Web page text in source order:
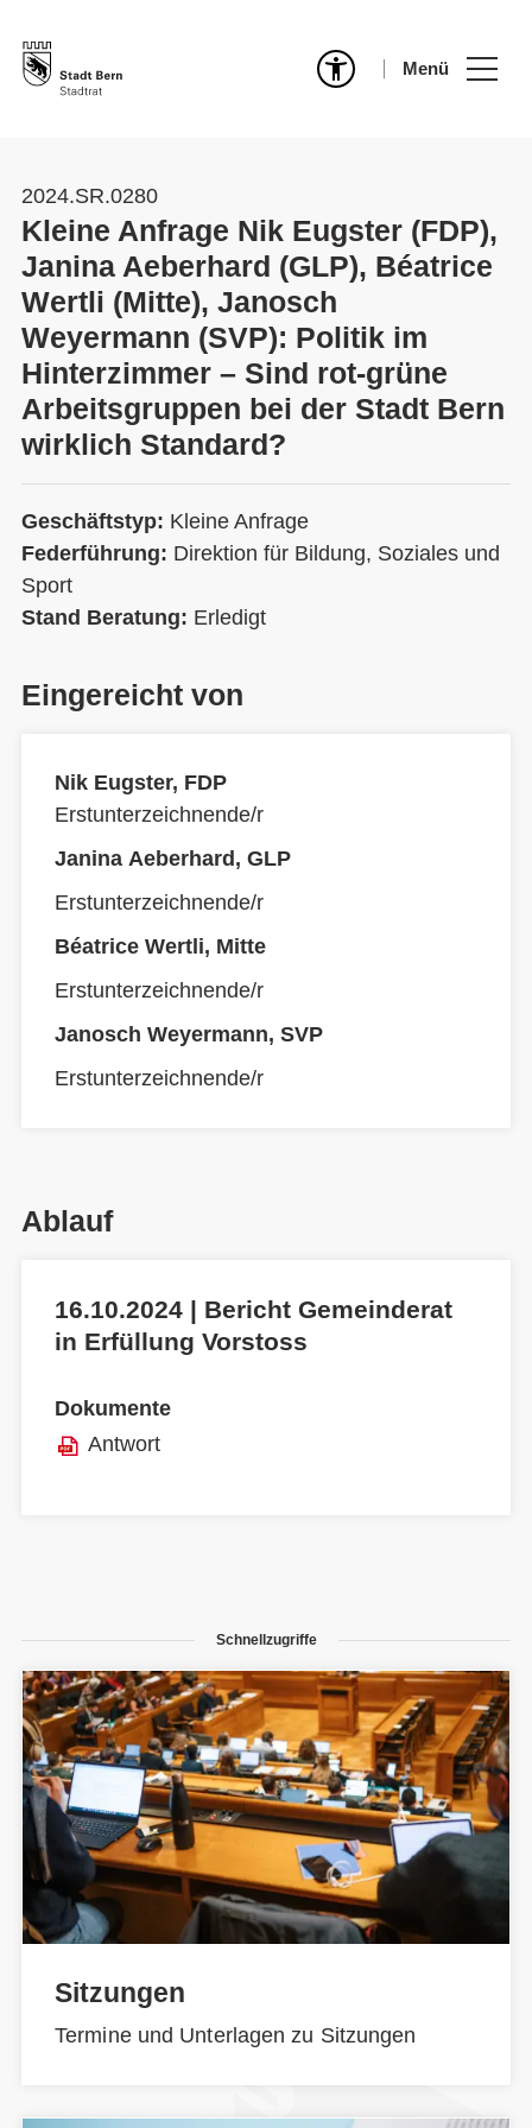
Menü
2024.SR.0280
Kleine Anfrage Nik Eugster (FDP),
Janina Aeberhard (GLP), Béatrice
Wertli (Mitte), Janosch
Weyermann (SVP): Politik im
Hinterzimmer – Sind rot-grüne
Arbeitsgruppen bei der Stadt Bern
wirklich Standard?
Geschäftstyp: Kleine Anfrage
Federführung: Direktion für Bildung, Soziales und
Sport
Stand Beratung: Erledigt
Eingereicht von
Nik Eugster, FDP
Erstunterzeichnende/r
Janina Aeberhard, GLP
Erstunterzeichnende/r
Béatrice Wertli, Mitte
Erstunterzeichnende/r
Janosch Weyermann, SVP
Erstunterzeichnende/r
Ablauf
16.10.2024 | Bericht Gemeinderat
in Erfüllung Vorstoss
Dokumente
Antwort
Schnellzugriffe
Sitzungen
Termine und Unterlagen zu Sitzungen